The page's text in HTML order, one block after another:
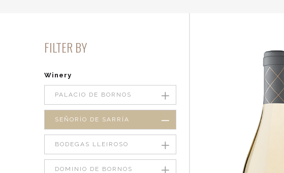
FILTER BY
Winery
PALACIO DE BORNOS
SEÑORÍO DE SARRÍA
BODEGAS LLEIROSO
DOMINIO DE BORNOS